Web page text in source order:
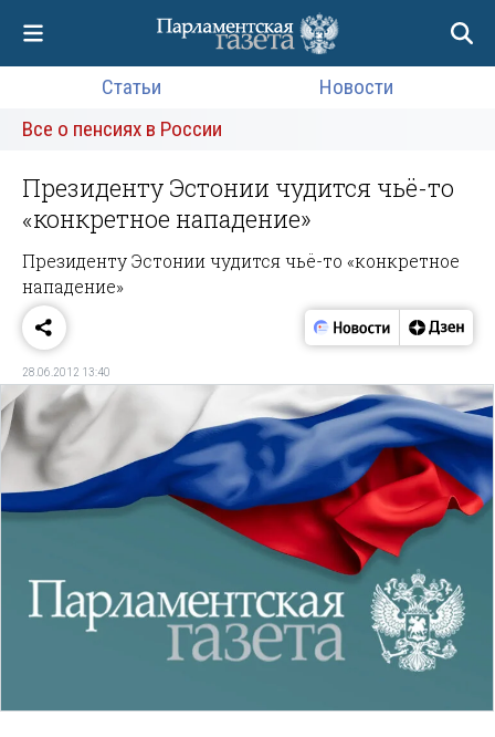
Статьи
Новости
Все о пенсиях в России
Президенту Эстонии чудится чьё-то
«конкретное нападение»
Президенту Эстонии чудится чьё-то «конкретное
нападение»
28.06.2012 13:40